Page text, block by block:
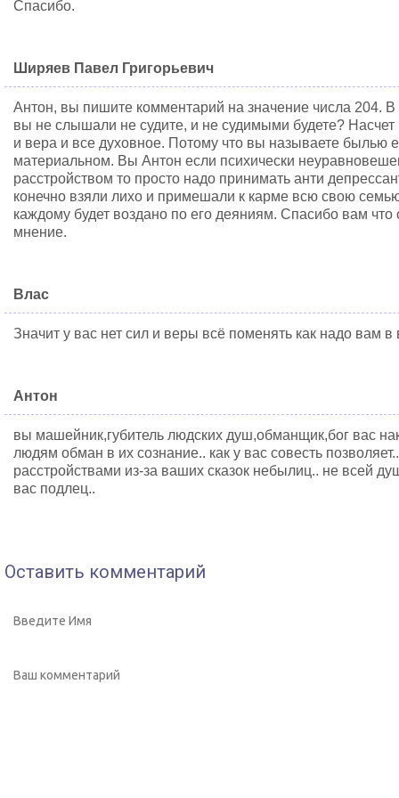
Спасибо.
Ширяев Павел Григорьевич
Антон, вы пишите комментарий на значение числа 204.
вы не слышали не судите, и не судимыми будете?
и вера и все духовное. Потому что вы называете былью
материальном. Вы Антон если психически
расстройством то просто надо принимать анти
конечно взяли лихо и примешали к карме всю свою
каждому будет воздано по его деяниям. Спасибо вам что
мнение.
Влас
Значит у вас нет сил и веры всё поменять как надо вам
Антон
вы машейник,губитель людских душ,обманщик,бог вас
людям обман в их сознание.. как у вас совесть
расстройствами из-за ваших сказок небылиц.. не всей
вас подлец..
Оставить комментарий